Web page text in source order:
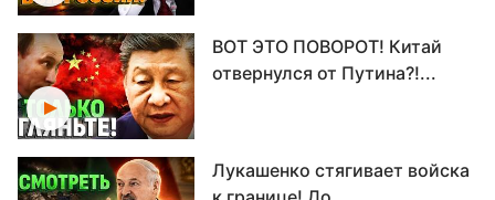
ВОТ ЭТО ПОВОРОТ! Китай
отвернулся от Путина?!...
Лукашенко стягивает войска